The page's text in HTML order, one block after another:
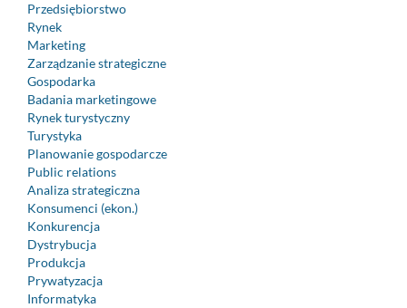
Przedsiębiorstwo
Rynek
Marketing
Zarządzanie strategiczne
Gospodarka
Badania marketingowe
Rynek turystyczny
Turystyka
Planowanie gospodarcze
Public relations
Analiza strategiczna
Konsumenci (ekon.)
Konkurencja
Dystrybucja
Produkcja
Prywatyzacja
Informatyka